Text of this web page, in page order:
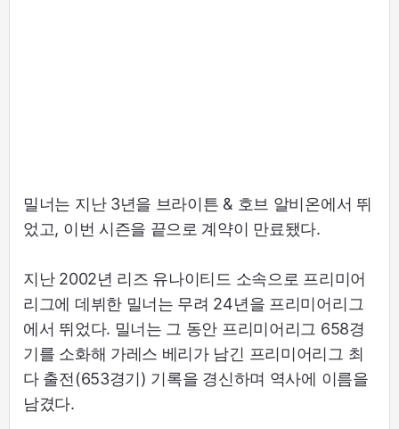
밀너는 지난 3년을 브라이튼 & 호브 알비온에서 뛰
었고, 이번 시즌을 끝으로 계약이 만료됐다.
지난 2002년 리즈 유나이티드 소속으로 프리미어
리그에 데뷔한 밀너는 무려 24년을 프리미어리그
에서 뛰었다. 밀너는 그 동안 프리미어리그 658경
기를 소화해 가레스 베리가 남긴 프리미어리그 최
다 출전(653경기) 기록을 경신하며 역사에 이름을
남겼다.